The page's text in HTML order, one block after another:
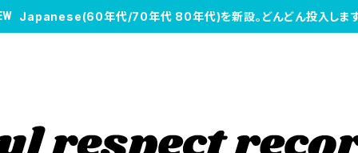
Japanese(60年代/70年代 80年代)を新設。どんどん投入します